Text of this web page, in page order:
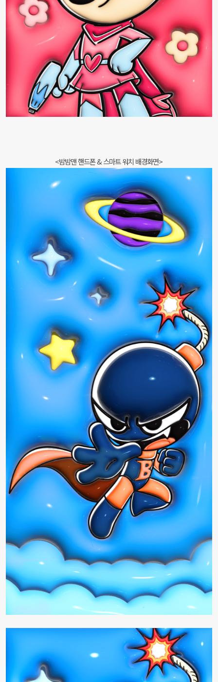
<밤밤맨 핸드폰 & 스마트 워치 배경화면>